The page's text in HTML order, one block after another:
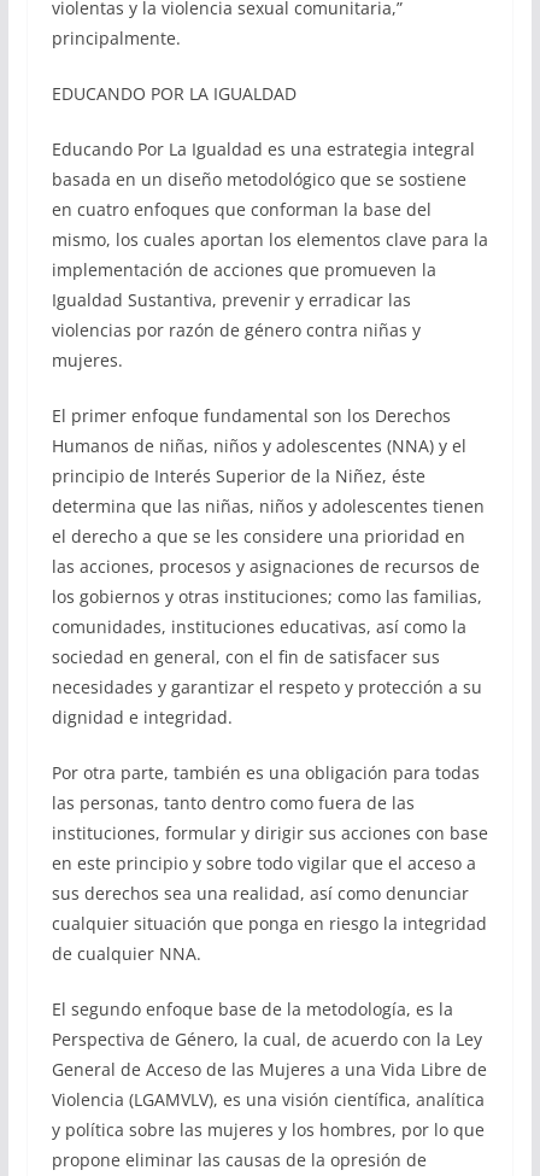
violentas y la violencia sexual comunitaria,”
principalmente.
EDUCANDO POR LA IGUALDAD
Educando Por La Igualdad es una estrategia integral
basada en un diseño metodológico que se sostiene
en cuatro enfoques que conforman la base del
mismo, los cuales aportan los elementos clave para la
implementación de acciones que promueven la
Igualdad Sustantiva, prevenir y erradicar las
violencias por razón de género contra niñas y
mujeres.
El primer enfoque fundamental son los Derechos
Humanos de niñas, niños y adolescentes (NNA) y el
principio de Interés Superior de la Niñez, éste
determina que las niñas, niños y adolescentes tienen
el derecho a que se les considere una prioridad en
las acciones, procesos y asignaciones de recursos de
los gobiernos y otras instituciones; como las familias,
comunidades, instituciones educativas, así como la
sociedad en general, con el fin de satisfacer sus
necesidades y garantizar el respeto y protección a su
dignidad e integridad.
Por otra parte, también es una obligación para todas
las personas, tanto dentro como fuera de las
instituciones, formular y dirigir sus acciones con base
en este principio y sobre todo vigilar que el acceso a
sus derechos sea una realidad, así como denunciar
cualquier situación que ponga en riesgo la integridad
de cualquier NNA.
El segundo enfoque base de la metodología, es la
Perspectiva de Género, la cual, de acuerdo con la Ley
General de Acceso de las Mujeres a una Vida Libre de
Violencia (LGAMVLV), es una visión científica, analítica
y política sobre las mujeres y los hombres, por lo que
propone eliminar las causas de la opresión de